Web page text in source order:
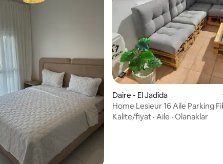
puan, 17 değerlendirme Daire - El Jadida
Home Lesieur 16 Aile Parking Fiber ve
Netflix
Kalite/fiyat · Aile · Olanaklar